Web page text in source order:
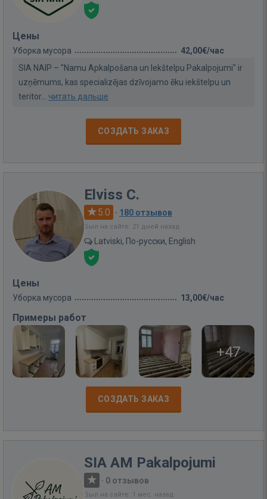
Цены
Уборка мусора
42,00€/час
SIA NAIP – "Namu Apkalpošana un Iekštelpu Pakalpojumi" ir
uzņēmums, kas specializējas dzīvojamo ēku iekštelpu un
teritor... читать дальше
СОЗДАТЬ ЗАКАЗ
Elviss C.
5.0 · 180 отзывов
Был на сайте: 21 дней назад
Latviski, По-русски, English
Цены
Уборка мусора 13,00€/час
Примеры работ
+47
СОЗДАТЬ ЗАКАЗ
SIA AM Pakalpojumi
· 0 отзывов
Был на сайте: 1 мес. назад